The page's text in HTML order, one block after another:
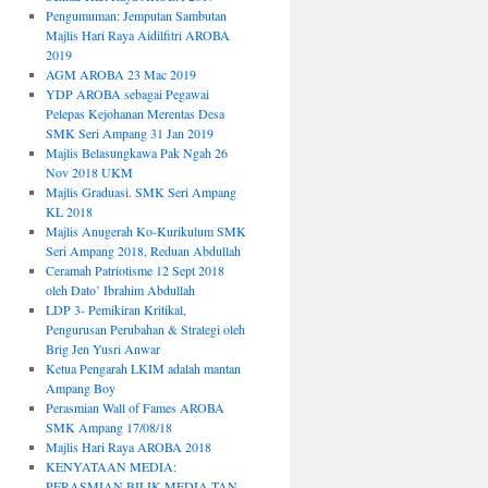
Pengumuman: Jemputan Sambutan
Majlis Hari Raya Aidilfitri AROBA
2019
AGM AROBA 23 Mac 2019
YDP AROBA sebagai Pegawai
Pelepas Kejohanan Merentas Desa
SMK Seri Ampang 31 Jan 2019
Majlis Belasungkawa Pak Ngah 26
Nov 2018 UKM
Majlis Graduasi. SMK Seri Ampang
KL 2018
Majlis Anugerah Ko-Kurikulum SMK
Seri Ampang 2018, Reduan Abdullah
Ceramah Patriotisme 12 Sept 2018
oleh Dato’ Ibrahim Abdullah
LDP 3- Pemikiran Kritikal,
Pengurusan Perubahan & Strategi oleh
Brig Jen Yusri Anwar
Ketua Pengarah LKIM adalah mantan
Ampang Boy
Perasmian Wall of Fames AROBA
SMK Ampang 17/08/18
Majlis Hari Raya AROBA 2018
KENYATAAN MEDIA: